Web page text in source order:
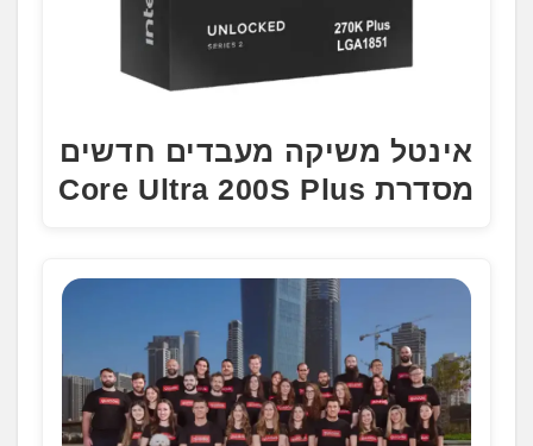
אינטל משיקה מעבדים חדשים
מסדרת Core Ultra 200S Plus